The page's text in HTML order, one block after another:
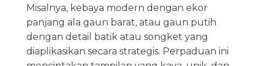
Misalnya, kebaya modern dengan ekor
panjang ala gaun barat, atau gaun putih
dengan detail batik atau songket yang
diaplikasikan secara strategis. Perpaduan ini